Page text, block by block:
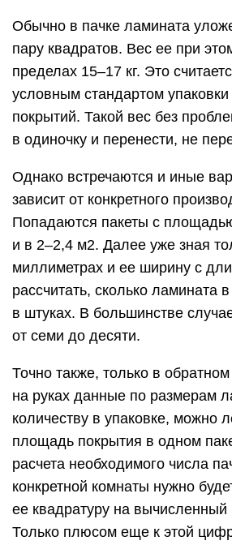
Обычно в пачке ламината
пару квадратов. Вес ее при
пределах 15–17 кг. Это
условным стандартом
покрытий. Такой вес без
в одиночку и перенести, не
Однако встречаются и иные
зависит от конкретного
Попадаются пакеты с
и в 2–2,4 м2. Далее уже зная
миллиметрах и ее ширину с
рассчитать, сколько ламината
в штуках. В большинстве
от семи до десяти.
Точно также, только в
на руках данные по размерам
количеству в упаковке, можно
площадь покрытия в одном
расчета необходимого числа
конкретной комнаты нужно
ее квадратуру на
Только плюсом еще к этой